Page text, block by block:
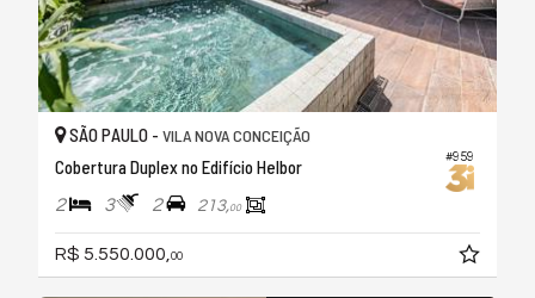
#959
SÃO PAULO - VILA NOVA CONCEIÇÃO
Cobertura Duplex no Edifício Helbor
2 3 2 213,00
R$ 5.550.000, 00